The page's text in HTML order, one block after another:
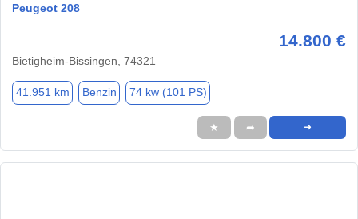
Peugeot 208
14.800 €
Bietigheim-Bissingen, 74321
41.951 km Benzin 74 kw (101 PS)
★ ➦ ➜